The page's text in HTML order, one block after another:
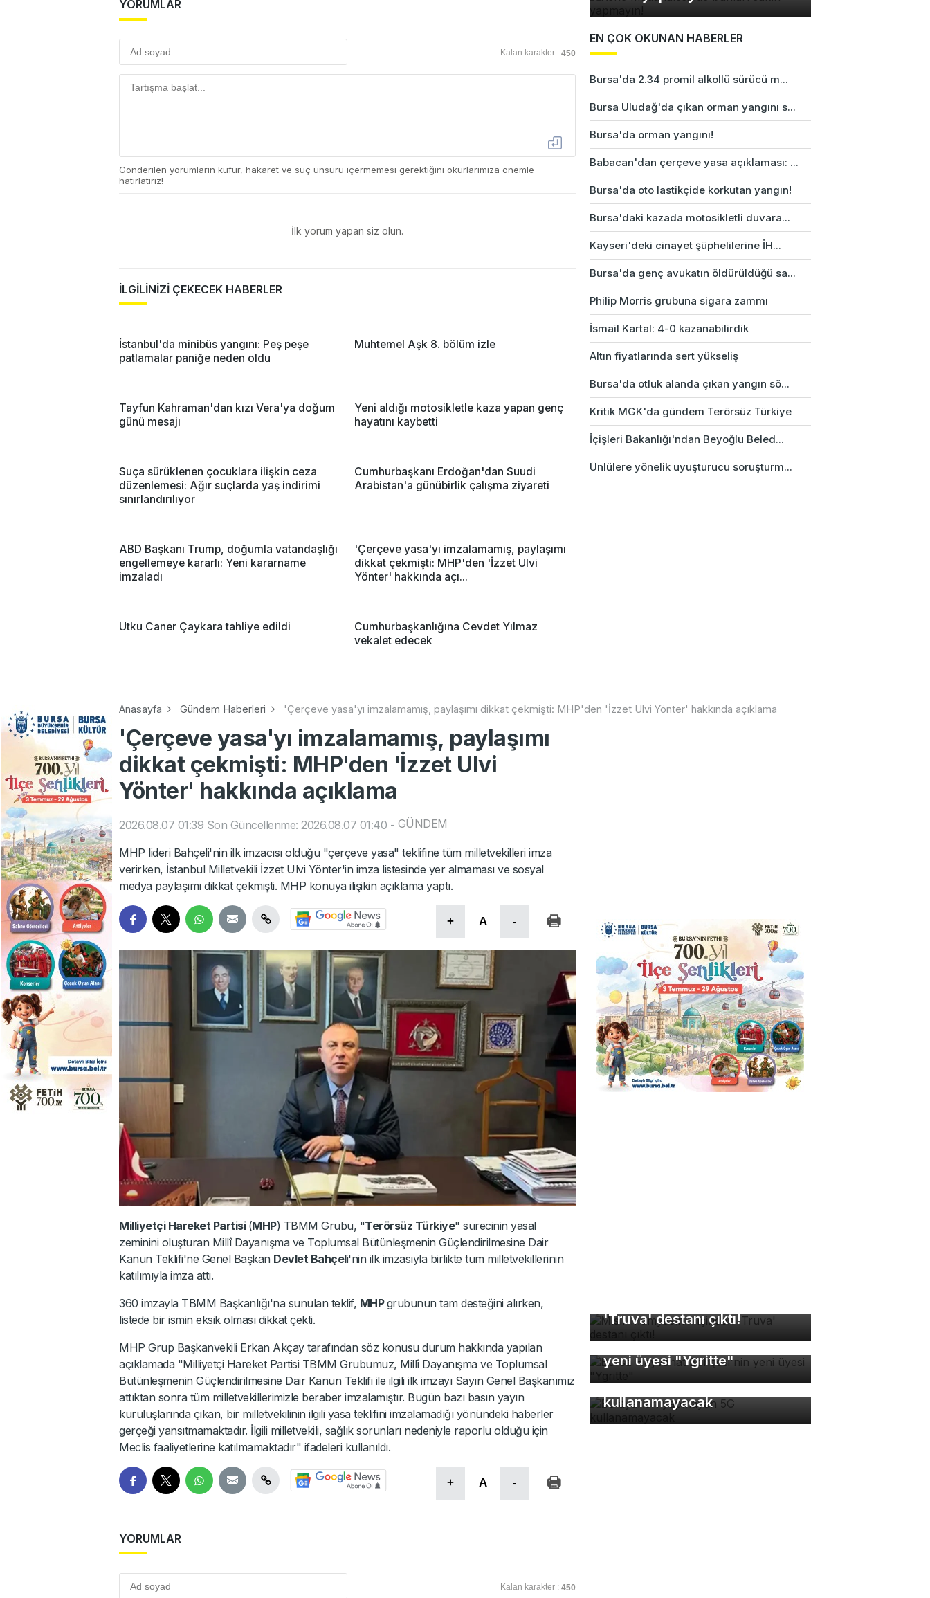
YORUMLAR
Kalan karakter : 450
Gönderilen yorumların küfür, hakaret ve suç unsuru içermemesi gerektiğini okurlarımıza önemle
hatırlatırız!
İlk yorum yapan siz olun.
İLGİLİNİZİ ÇEKECEK HABERLER
İstanbul'da minibüs yangını: Peş peşe
patlamalar paniğe neden oldu
Muhtemel Aşk 8. bölüm izle
Tayfun Kahraman'dan kızı Vera'ya doğum
günü mesajı
Yeni aldığı motosikletle kaza yapan genç
hayatını kaybetti
Suça sürüklenen çocuklara ilişkin ceza
düzenlemesi: Ağır suçlarda yaş indirimi
sınırlandırılıyor
Cumhurbaşkanı Erdoğan'dan Suudi
Arabistan'a günübirlik çalışma ziyareti
ABD Başkanı Trump, doğumla vatandaşlığı
engellemeye kararlı: Yeni kararname
imzaladı
'Çerçeve yasa'yı imzalamamış, paylaşımı
dikkat çekmişti: MHP'den 'İzzet Ulvi
Yönter' hakkında açı...
Utku Caner Çaykara tahliye edildi
Cumhurbaşkanlığına Cevdet Yılmaz
vekalet edecek
EN ÇOK OKUNAN HABERLER
Bursa'da 2.34 promil alkollü sürücü m...
Bursa Uludağ'da çıkan orman yangını s...
Bursa'da orman yangını!
Babacan'dan çerçeve yasa açıklaması: ...
Bursa'da oto lastikçide korkutan yangın!
Bursa'daki kazada motosikletli duvara...
Kayseri'deki cinayet şüphelilerine İH...
Bursa'da genç avukatın öldürüldüğü sa...
Philip Morris grubuna sigara zammı
İsmail Kartal: 4-0 kazanabilirdik
Altın fiyatlarında sert yükseliş
Bursa'da otluk alanda çıkan yangın sö...
Kritik MGK'da gündem Terörsüz Türkiye
İçişleri Bakanlığı'ndan Beyoğlu Beled...
Ünlülere yönelik uyuşturucu soruşturm...
Anasayfa Gündem Haberleri 'Çerçeve yasa'yı imzalamamış, paylaşımı dikkat çekmişti: MHP'den 'İzzet Ulvi Yönter' hakkında açıklama
'Çerçeve yasa'yı imzalamamış, paylaşımı
dikkat çekmişti: MHP'den 'İzzet Ulvi
Yönter' hakkında açıklama
2026.08.07 01:39 Son Güncellenme: 2026.08.07 01:40 - GÜNDEM
MHP lideri Bahçeli'nin ilk imzacısı olduğu "çerçeve yasa" teklifine tüm milletvekilleri imza
verirken, İstanbul Milletvekili İzzet Ulvi Yönter'in imza listesinde yer almaması ve sosyal
medya paylaşımı dikkat çekmişti. MHP konuya ilişikin açıklama yaptı.
+ A -
Milliyetçi Hareket Partisi (MHP) TBMM Grubu, "Terörsüz Türkiye" sürecinin yasal
zeminini oluşturan Millî Dayanışma ve Toplumsal Bütünleşmenin Güçlendirilmesine Dair
Kanun Teklifi'ne Genel Başkan Devlet Bahçeli'nin ilk imzasıyla birlikte tüm milletvekillerinin
katılımıyla imza attı.
360 imzayla TBMM Başkanlığı'na sunulan teklif, MHPgrubunun tam desteğini alırken,
listede bir ismin eksik olması dikkat çekti.
MHP Grup Başkanvekili Erkan Akçay tarafından söz konusu durum hakkında yapılan
açıklamada "Milliyetçi Hareket Partisi TBMM Grubumuz, Millî Dayanışma ve Toplumsal
Bütünleşmenin Güçlendirilmesine Dair Kanun Teklifi ile ilgili ilk imzayı Sayın Genel Başkanımız
attıktan sonra tüm milletvekillerimizle beraber imzalamıştır. Bugün bazı basın yayın
kuruluşlarında çıkan, bir milletvekilinin ilgili yasa teklifini imzalamadığı yönündeki haberler
gerçeği yansıtmamaktadır. İlgili milletvekili, sağlık sorunları nedeniyle raporlu olduğu için
Meclis faaliyetlerine katılmamaktadır" ifadeleri kullanıldı.
+ A -
YORUMLAR
Kalan karakter : 450
'Truva' destanı çıktı!
Bursa Hayvanat Bahçesi'nin
yeni üyesi "Ygritte"
Bu ayarları yapmayan 5G
kullanamayacak